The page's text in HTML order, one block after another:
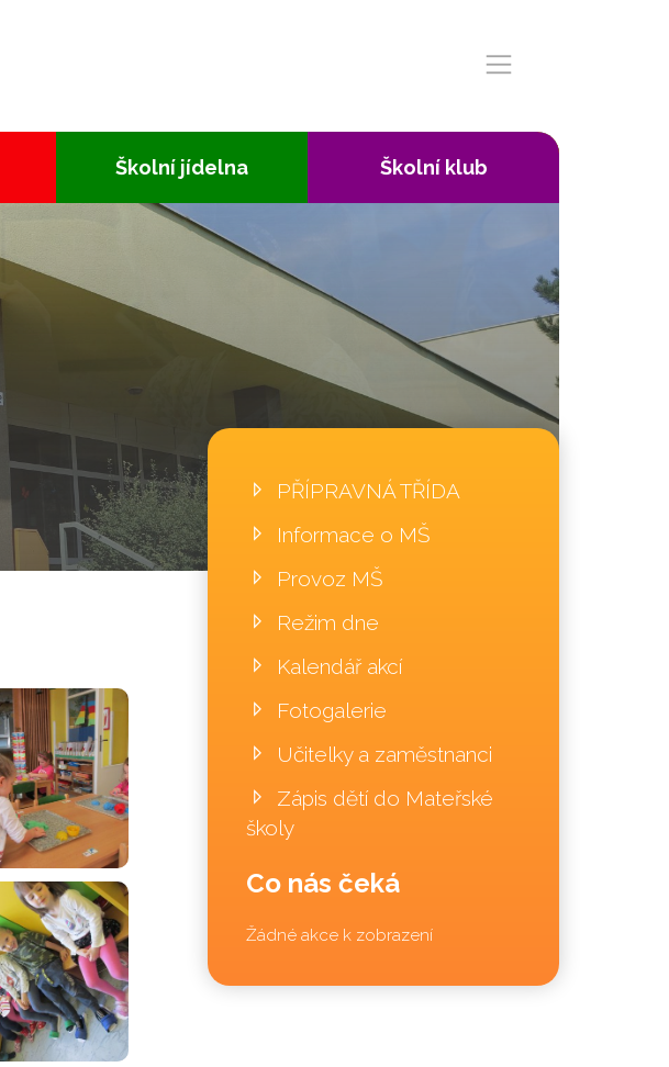
Školní jídelna Školní klub
PŘÍPRAVNÁ TŘÍDA
Informace o MŠ
Provoz MŠ
Režim dne
Kalendář akcí
Fotogalerie
Učitelky a zaměstnanci
Zápis dětí do Mateřské
školy
Co nás čeká
Žádné akce k zobrazení